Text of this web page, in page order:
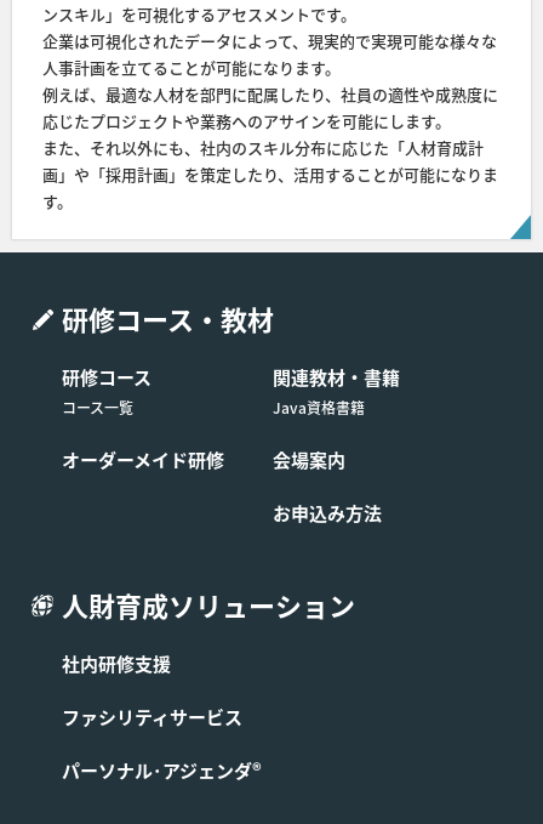
ンスキル」を可視化するアセスメントです。
企業は可視化されたデータによって、現実的で実現可能な様々な
人事計画を立てることが可能になります。
例えば、最適な人材を部門に配属したり、社員の適性や成熟度に
応じたプロジェクトや業務へのアサインを可能にします。
また、それ以外にも、社内のスキル分布に応じた「人材育成計
画」や「採用計画」を策定したり、活用することが可能になりま
す。
研修コース・教材
研修コース
コース一覧
オーダーメイド研修
関連教材・書籍
Java資格書籍
会場案内
お申込み方法
人財育成ソリューション
社内研修支援
ファシリティサービス
パーソナル･アジェンダ®